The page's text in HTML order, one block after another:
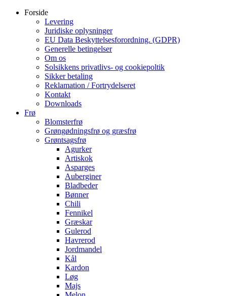
Forside
Levering
Juridiske oplysninger
EU Data Beskyttelsesforordning. (GDPR)
Generelle betingelser
Om os
Solsikkens privatlivs- og cookiepoltik
Sikker betaling
Reklamation / Fortrydelseret
Kontakt
Downloads
Frø
Blomsterfrø
Grøngødningsfrø og græsfrø
Grøntsagsfrø
Agurker
Artiskok
Asparges
Auberginer
Bladbeder
Bønner
Chili
Fennikel
Græskar
Gulerod
Havrerod
Jordmandel
Kål
Kardon
Løg
Majs